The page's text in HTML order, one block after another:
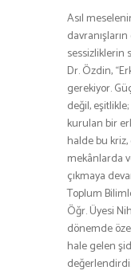
Asıl
Dr. Özdin,
gerekiyor.
değil,
kurulan bir
halde bu
mekânlarda
çıkmaya
Toplum
Öğr. Üyesi
dönemde
hale gelen
değerlendirdi.